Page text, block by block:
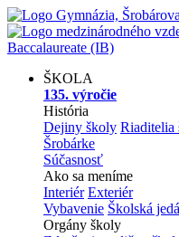
ŠKOLA
135. výročie
História
Dejiny školy Riaditelia
Šrobárke
Súčasnosť
Ako sa meníme
Interiér Exteriér
Vybavenie Školská
Orgány školy